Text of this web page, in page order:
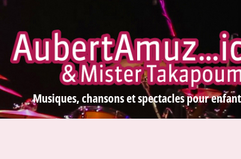
Musiques, chansons et spectacles pour